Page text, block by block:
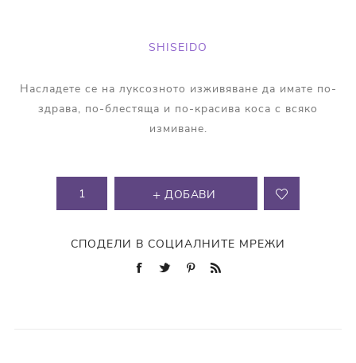
SHISEIDO
Насладете се на луксозното изживяване да имате по-
здрава, по-блестяща и по-красива коса с всяко
измиване.
ДОБАВИ
СПОДЕЛИ В СОЦИАЛНИТЕ МРЕЖИ